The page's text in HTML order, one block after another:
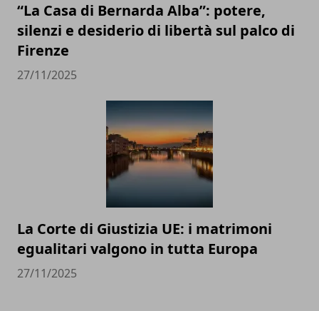
“La Casa di Bernarda Alba”: potere,
silenzi e desiderio di libertà sul palco di
Firenze
27/11/2025
La Corte di Giustizia UE: i matrimoni
egualitari valgono in tutta Europa
27/11/2025